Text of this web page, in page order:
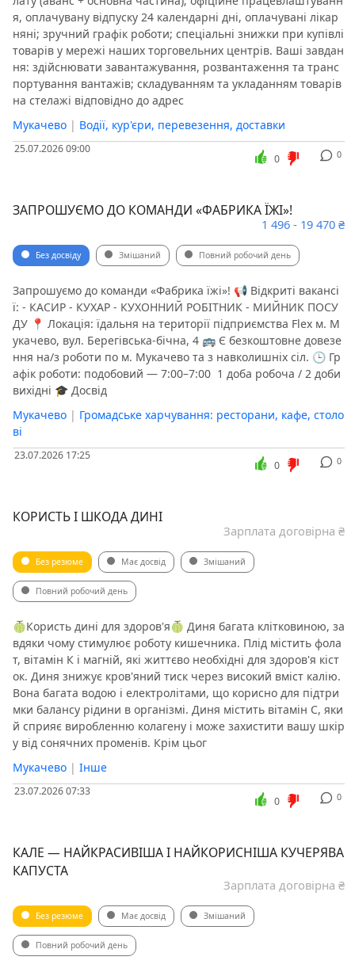
Готелі, готельний бізнес
Управління персоналом, HR
Полювання та рибальство
Страхування
IT, комп'ютери, інтернет
Юриспруденція, адвокатура, нотаріуси
Легка промисловість, швейна справа
Логістика, склад, митниця
Загублені та знайдені
Маркетинг, реклама, PR
Без досвіду, початківці, студенти, стажери
Інше
Фото, відео
Політика
Закупівля, заготовлення, постачання
Виробниче устаткування
Виробництво, технологи, інженери
Громадські організації, некомерційна діяльність
Нерухомість, житло
Віддалена робота
Ремонт та ремонтні послуги
Продаж, закупівля
Секретаріат, діловодство, АГВ
Спорт, змагання
Державні установи, громадські заклади
Топменеджмент, керівництво вищої ланки
Транспорт, автобізнес
Робочі спеціальності, виробництво
Писемність, переклад
я, оплачувану відпуску 24 календарні дні, оплачувані лікар
няні; зручний графік роботи; спеціальні знижки при купівлі
товарів у мережі наших торговельних центрів. Ваші завдан
ня: здійснювати завантажування, розвантаження та транс
портування вантажів; складуванням та укладанням товарів
на стелажі відповідно до адрес
Мукачево | Водії, кур'єри, перевезення, доставки
25.07.2026 09:00 0
0
ЗАПРОШУЄМО ДО КОМАНДИ «ФАБРИКА ЇЖІ»!
1 496 - 19 470 ₴
Без досвіду Змішаний Повний робочий день
Запрошуємо до команди «Фабрика їжі»! 📢 Відкриті вакансі
ї: - КАСИР - КУХАР - КУХОННИЙ РОБІТНИК - МИЙНИК ПОСУ
ДУ 📍 Локація: їдальня на території підприємства Flex м. М
укачево, вул. Берегівська-бічна, 4 🚌 Є безкоштовне довезе
ння на/з роботи по м. Мукачево та з навколишніх сіл. 🕒 Гр
афік роботи: подобовий — 7:00–7:00 ️ 1 доба робоча / 2 доби
вихідні 🎓 Досвід
Мукачево | Громадське харчування: ресторани, кафе, столо
ві
23.07.2026 17:25 0
0
КОРИСТЬ І ШКОДА ДИНІ
Зарплата договірна ₴
Без резюме Має досвід Змішаний
Повний робочий день
🍈Користь дині для здоров'я🍈 ️Диня багата клітковиною, за
вдяки чому стимулює роботу кишечника. ️Плід містить фола
т, вітамін К і магній, які життєво необхідні для здоров'я кіст
ок. ️Диня знижує кров'яний тиск через високий вміст калію.
️Вона багата водою і електролітами, що корисно для підтри
мки балансу рідини в організмі. ️Диня містить вітамін С, яки
й сприяє виробленню колагену і може захистити вашу шкір
у від сонячних променів. Крім цьог
Мукачево | Інше
23.07.2026 07:33 0
0
КАЛЕ — НАЙКРАСИВІША І НАЙКОРИСНІША КУЧЕРЯВА
КАПУСТА
Зарплата договірна ₴
Без резюме Має досвід Змішаний
Повний робочий день